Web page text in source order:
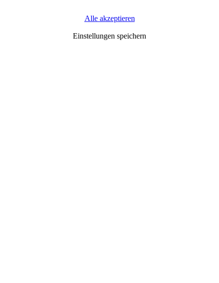
Erforderliche Cookies(Klick für Info)
Einstellungen speichern
Alle akzeptieren